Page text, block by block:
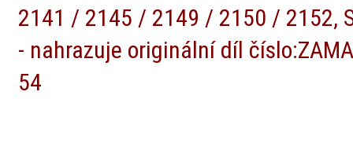
2141 / 2145 / 2149 / 2150 / 2152,
- nahrazuje originální díl číslo:
54